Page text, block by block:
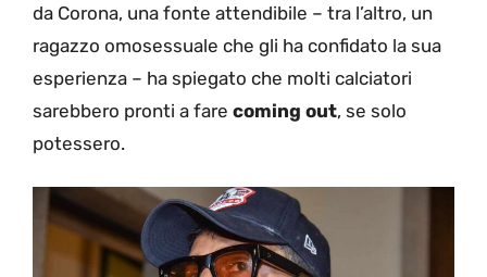
da Corona, una fonte attendibile – tra l’altro, un
ragazzo omosessuale che gli ha confidato la sua
esperienza – ha spiegato che molti calciatori
sarebbero pronti a fare coming out, se solo
potessero.